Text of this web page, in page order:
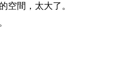
空間，太大了。